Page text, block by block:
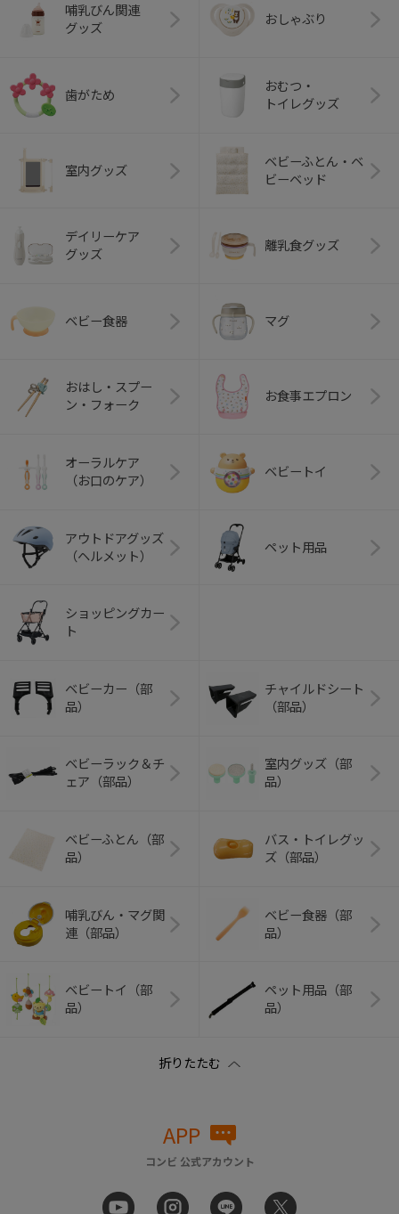
哺乳びん関連
グッズ
おしゃぶり
歯がため
おむつ・
トイレグッズ
室内グッズ
ベビーふとん・ベ
ビーベッド
デイリーケア
グッズ
離乳食グッズ
ベビー食器 マグ
おはし・スプー
ン・フォーク
お食事エプロン
オーラルケア
（お口のケア）
ベビートイ
アウトドアグッズ
（ヘルメット）
ペット用品
ショッピングカー
ト
ベビーカー（部
品）
チャイルドシート
（部品）
ベビーラック＆チ
ェア（部品）
室内グッズ（部
品）
ベビーふとん（部
品）
バス・トイレグッ
ズ（部品）
哺乳びん・マグ関
連（部品）
ベビー食器（部
品）
ベビートイ（部
品）
ペット用品（部
品）
APP
コンビ 公式アカウント